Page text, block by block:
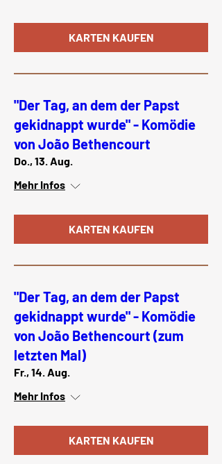
KARTEN KAUFEN
"Der Tag, an dem der Papst
gekidnappt wurde" - Komödie
von João Bethencourt
Do., 13. Aug.
Mehr Infos
KARTEN KAUFEN
"Der Tag, an dem der Papst
gekidnappt wurde" - Komödie
von João Bethencourt (zum
letzten Mal)
Fr., 14. Aug.
Mehr Infos
KARTEN KAUFEN